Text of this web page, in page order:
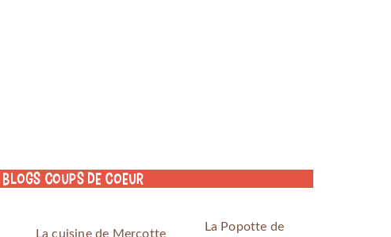
Blogs coups de coeur
La cuisine de Mercotte
La Popotte de